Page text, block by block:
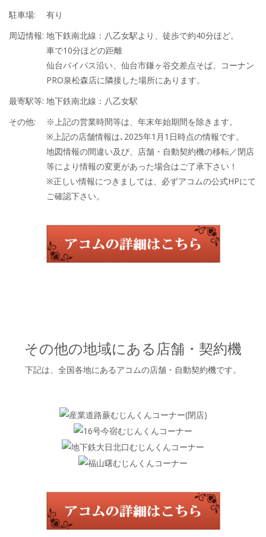
駐車場:
有り
周辺情報: 地下鉄南北線：八乙女駅より、徒歩で約40分ほど。
車で10分ほどの距離
仙台バイパス沿い、仙台市鎌ヶ谷交差点そば、コーナン
PRO泉松森店に隣接した場所にあります。
最寄駅等: 地下鉄南北線：八乙女駅
その他:
※上記の営業時間等は、年末年始期間を除きます。
※上記の店舗情報は､2025年1月1日時点の情報です。
地図情報の間違い及び、店舗・自動契約機の移転／閉店
等により情報の変更があった場合はご了承下さい！
※正しい情報につきましては、必ずアコムの公式HPにて
ご確認下さい。
その他の地域にある店舗・契約機
下記は、全国各地にあるアコムの店舗・自動契約機です。